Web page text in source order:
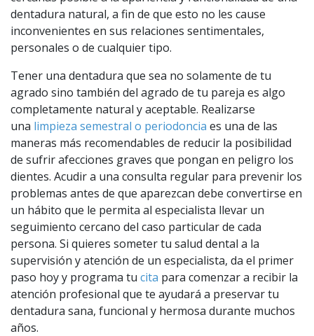
dentadura natural, a fin de que esto no les cause
inconvenientes en sus relaciones sentimentales,
personales o de cualquier tipo.
Tener una dentadura que sea no solamente de tu
agrado sino también del agrado de tu pareja es algo
completamente natural y aceptable. Realizarse
una limpieza semestral o periodoncia es una de las
maneras más recomendables de reducir la posibilidad
de sufrir afecciones graves que pongan en peligro los
dientes. Acudir a una consulta regular para prevenir los
problemas antes de que aparezcan debe convertirse en
un hábito que le permita al especialista llevar un
seguimiento cercano del caso particular de cada
persona. Si quieres someter tu salud dental a la
supervisión y atención de un especialista, da el primer
paso hoy y programa tu cita para comenzar a recibir la
atención profesional que te ayudará a preservar tu
dentadura sana, funcional y hermosa durante muchos
años.